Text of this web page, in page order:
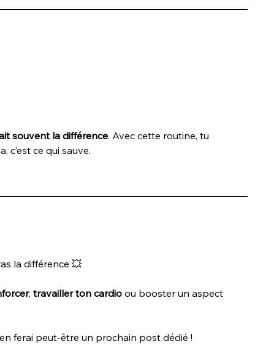
souvent la différence. Avec cette routine, tu
c’est ce qui sauve.
la différence 💥
, travailler ton cardio ou booster un aspect
ferai peut-être un prochain post dédié !